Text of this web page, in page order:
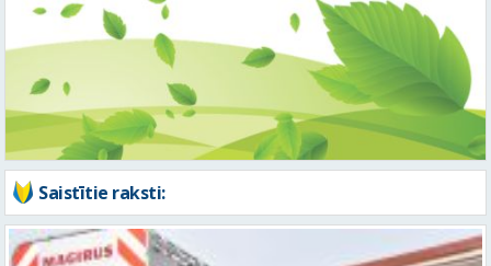
Saistītie raksti: